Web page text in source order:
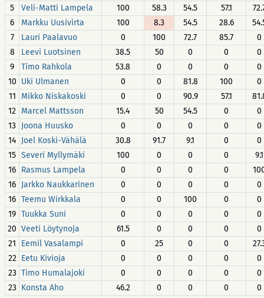
5
Veli-Matti Lampela 100 58.3 54.5 57.1
6
Markku Uusivirta 100 8.3 54.5 28.6
7
Lauri Paalavuo 0 100 72.7 85.7
0
8
Leevi Luotsinen 38.5 50 0 0
0
9
Timo Rahkola 53.8 0 0 0
0
10 Uki Ulmanen 0 0 81.8 100
0
11
Mikko Niskakoski 0 0 90.9 57.1
12 Marcel Mattsson 15.4 50 54.5 0
0
13 Joona Huusko 0 0 0 0
0
14 Joel Koski-Vähälä 30.8 91.7 9.1 0
0
15 Severi Myllymäki 100 0 0 0
9.1
16 Rasmus Lampela 0 0 0 0
16 Jarkko Naukkarinen 0 0 0 0
0
16 Teemu Wirkkala 0 0 100 0
0
19 Tuukka Suni 0 0 0 0
0
20 Veeti Löytynoja 61.5 0 0 0
0
21
Eemil Vasalampi 0 25 0 0
22 Eetu Kivioja 0 0 0 0
0
23 Timo Humalajoki 0 0 0 0
0
23 Konsta Aho 46.2 0 0 0
0